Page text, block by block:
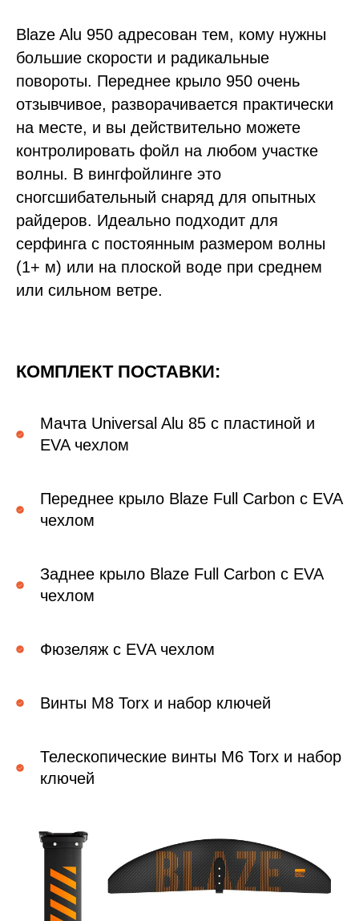
Blaze Alu 950 адресован тем, кому нужны
большие скорости и радикальные
повороты. Переднее крыло 950 очень
отзывчивое, разворачивается практически
на месте, и вы действительно можете
контролировать фойл на любом участке
волны. В вингфойлинге это
сногсшибательный снаряд для опытных
райдеров. Идеально подходит для
серфинга с постоянным размером волны
(1+ м) или на плоской воде при среднем
или сильном ветре.
КОМПЛЕКТ ПОСТАВКИ:
Мачта Universal Alu 85 с пластиной и
EVA чехлом
Переднее крыло Blaze Full Carbon c EVA
чехлом
Заднее крыло Blaze Full Carbon с EVA
чехлом
Фюзеляж с EVA чехлом
Винты M8 Torx и набор ключей
Телескопические винты M6 Torx и набор
ключей